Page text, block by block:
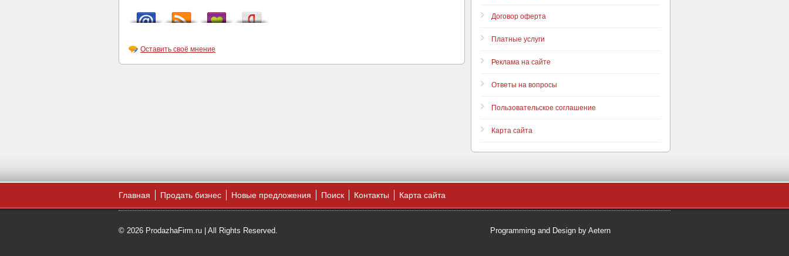
Оставить своё мнение
Договор оферта
Платные услуги
Реклама на сайте
Ответы на вопросы
Пользовательское соглашение
Карта сайта
Главная Продать бизнес Новые предложения Поиск Контакты Карта сайта
© 2026 ProdazhaFirm.ru | All Rights Reserved. Programming and Design by Aetern